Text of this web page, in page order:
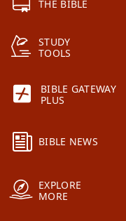
THE BIBLE
STUDY
TOOLS
BIBLE GATEWAY
PLUS
BIBLE NEWS
EXPLORE
MORE